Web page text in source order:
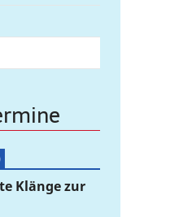
Klänge zur